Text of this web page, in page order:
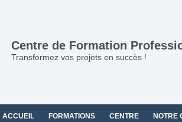
Centre de Formation
Transformez vos projets en succès !
ACCUEIL FORMATIONS CENTRE NOTRE